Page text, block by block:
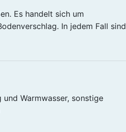
Es handelt sich um
In jedem Fall sind
Warmwasser, sonstige